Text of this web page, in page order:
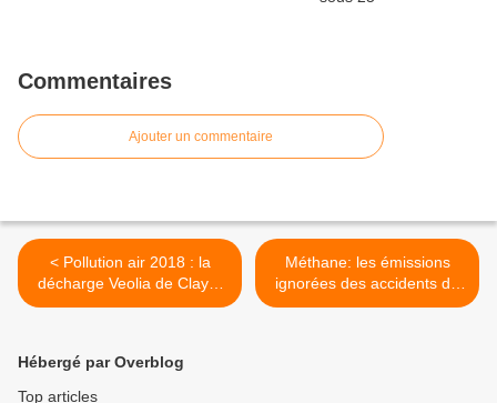
Commentaires
Ajouter un commentaire
< Pollution air 2018 : la
décharge Veolia de Claye-
Souilly est le 2ème
2ème émetteur de
gaz formaldéhyde d’Ile de
Méthane: les émissions
ignorées des accidents de
puits >
Hébergé par Overblog
Top articles